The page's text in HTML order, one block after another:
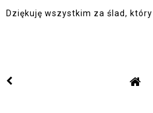
Dziękuję wszystkim za ślad,